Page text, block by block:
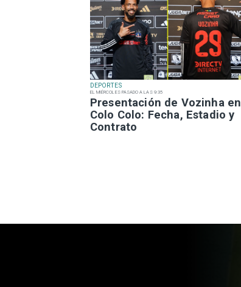
DEPORTES
EL MIÉRCOLES PASADO A LAS 9:35
Presentación de Vozinha en
Colo Colo: Fecha, Estadio y
Contrato